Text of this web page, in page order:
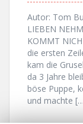
Autor: Tom
LIEBEN
KOMMT
die ersten
kam die
da 3 Jahre
böse Puppe,
und machte